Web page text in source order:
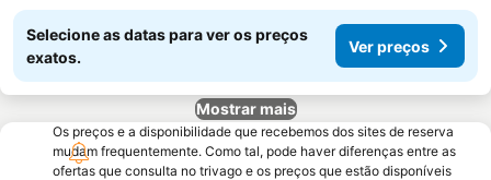
Selecione as datas para ver os preços
exatos.
Ver preços
Mostrar mais
Os preços e a disponibilidade que recebemos dos sites de reserva
mudam frequentemente. Como tal, pode haver diferenças entre as
ofertas que consulta no trivago e os preços que estão disponíveis